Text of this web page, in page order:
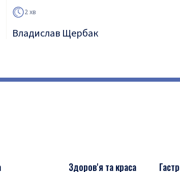
2 хв
Владислав Щербак
Здоров'я та краса